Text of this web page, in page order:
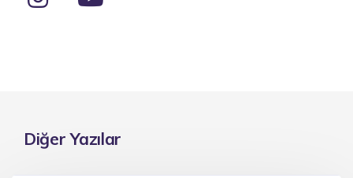
Diğer Yazılar